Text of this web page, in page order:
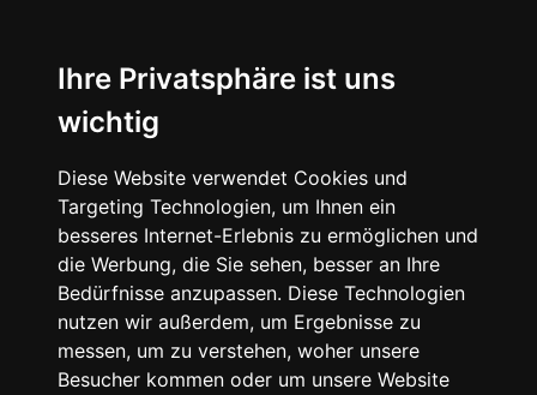
Ihre Privatsphäre ist uns
wichtig
Diese Website verwendet Cookies und
Targeting Technologien, um Ihnen ein
besseres Internet-Erlebnis zu ermöglichen und
die Werbung, die Sie sehen, besser an Ihre
Bedürfnisse anzupassen. Diese Technologien
nutzen wir außerdem, um Ergebnisse zu
messen, um zu verstehen, woher unsere
Besucher kommen oder um unsere Website